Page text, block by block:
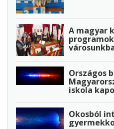
A magyar
Országos
iskola
Okosból